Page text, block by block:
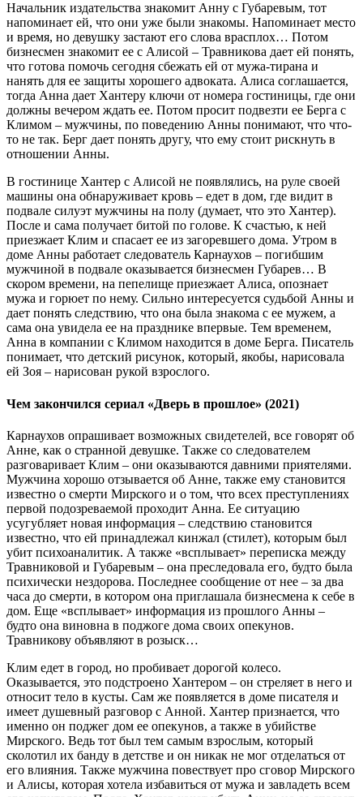
Начальник издательства знакомит Анну с Губаревым, тот
напоминает ей, что они уже были знакомы. Напоминает место
и время, но девушку застают его слова врасплох… Потом
бизнесмен знакомит ее с Алисой – Травникова дает ей понять,
что готова помочь сегодня сбежать ей от мужа-тирана и
нанять для ее защиты хорошего адвоката. Алиса соглашается,
тогда Анна дает Хантеру ключи от номера гостиницы, где они
должны вечером ждать ее. Потом просит подвезти ее Берга с
Климом – мужчины, по поведению Анны понимают, что что-
то не так. Берг дает понять другу, что ему стоит рискнуть в
отношении Анны.
В гостинице Хантер с Алисой не появлялись, на руле своей
машины она обнаруживает кровь – едет в дом, где видит в
подвале силуэт мужчины на полу (думает, что это Хантер).
После и сама получает битой по голове. К счастью, к ней
приезжает Клим и спасает ее из загоревшего дома. Утром в
доме Анны работает следователь Карнаухов – погибшим
мужчиной в подвале оказывается бизнесмен Губарев… В
скором времени, на пепелище приезжает Алиса, опознает
мужа и горюет по нему. Сильно интересуется судьбой Анны и
дает понять следствию, что она была знакома с ее мужем, а
сама она увидела ее на празднике впервые. Тем временем,
Анна в компании с Климом находится в доме Берга. Писатель
понимает, что детский рисунок, который, якобы, нарисовала
ей Зоя – нарисован рукой взрослого.
Чем закончился сериал «Дверь в прошлое» (2021)
Карнаухов опрашивает возможных свидетелей, все говорят об
Анне, как о странной девушке. Также со следователем
разговаривает Клим – они оказываются давними приятелями.
Мужчина хорошо отзывается об Анне, также ему становится
известно о смерти Мирского и о том, что всех преступлениях
первой подозреваемой проходит Анна. Ее ситуацию
усугубляет новая информация – следствию становится
известно, что ей принадлежал кинжал (стилет), которым был
убит психоаналитик. А также «всплывает» переписка между
Травниковой и Губаревым – она преследовала его, будто была
психически нездорова. Последнее сообщение от нее – за два
часа до смерти, в котором она приглашала бизнесмена к себе в
дом. Еще «всплывает» информация из прошлого Анны –
будто она виновна в поджоге дома своих опекунов.
Травникову объявляют в розыск…
Клим едет в город, но пробивает дорогой колесо.
Оказывается, это подстроено Хантером – он стреляет в него и
относит тело в кусты. Сам же появляется в доме писателя и
имеет душевный разговор с Анной. Хантер признается, что
именно он поджег дом ее опекунов, а также в убийстве
Мирского. Ведь тот был тем самым взрослым, который
сколотил их банду в детстве и он никак не мог отделаться от
его влияния. Также мужчина повествует про сговор Мирского
и Алисы, которая хотела избавиться от мужа и завладеть всем